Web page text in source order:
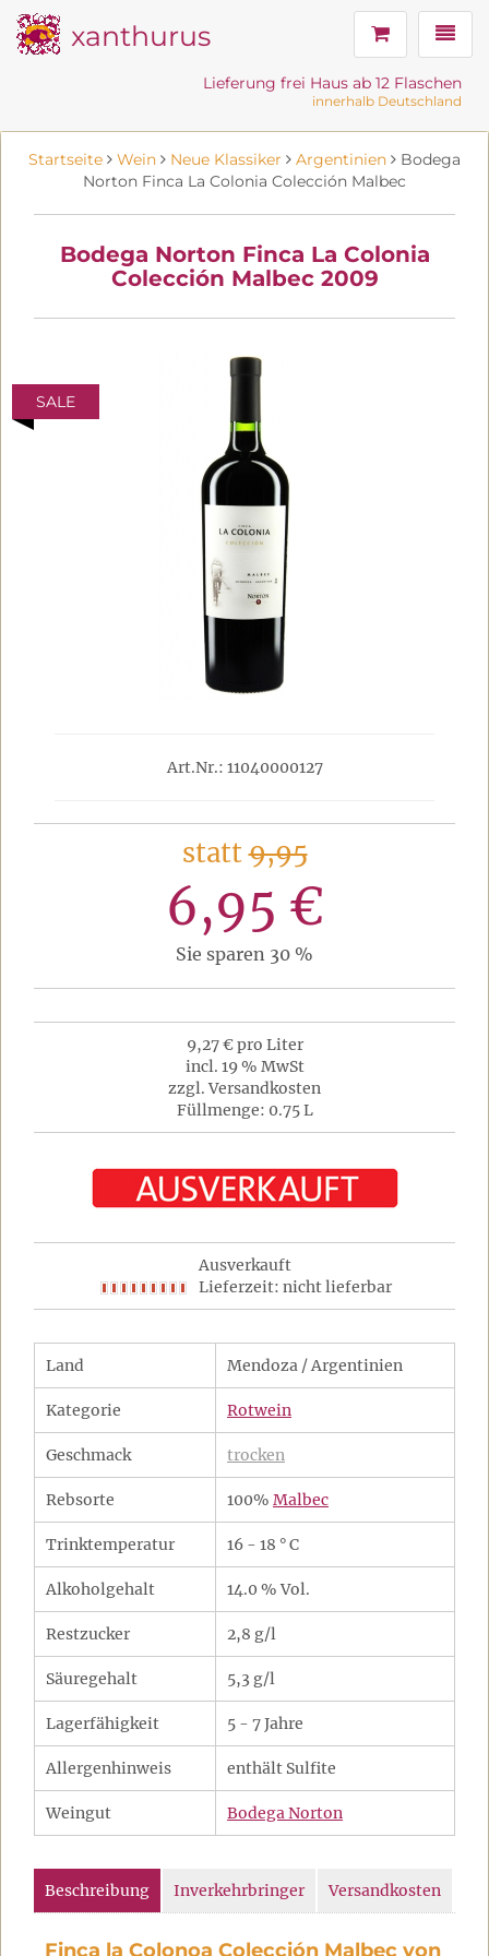
xanthurus
Lieferung frei Haus ab 12 Flaschen
innerhalb Deutschland
Startseite Wein Neue Klassiker Argentinien
Bodega
Norton Finca La Colonia Colección Malbec
Bodega Norton Finca La Colonia
Colección Malbec 2009
SALE
Art.Nr.: 11040000127
statt9,95
6,95 €
Sie sparen 30 %
9,27 € pro Liter
incl. 19 % MwSt
zzgl. Versandkosten
Füllmenge: 0.75 L
Ausverkauft
Lieferzeit: nicht lieferbar
Land Mendoza / Argentinien
Kategorie Rotwein
Geschmack trocken
Rebsorte 100% Malbec
Trinktemperatur 16 - 18 ° C
Alkoholgehalt 14.0 % Vol.
Restzucker 2,8 g/l
Säuregehalt 5,3 g/l
Lagerfähigkeit 5 - 7 Jahre
Allergenhinweis enthält Sulfite
Weingut Bodega Norton
Beschreibung Inverkehrbringer Versandkosten
Finca la Colonoa Colección Malbec von